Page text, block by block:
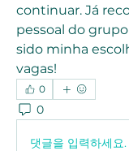
continuar. Já
pessoal do
sido minha
vagas!
0
0
댓글을 입력하세요.